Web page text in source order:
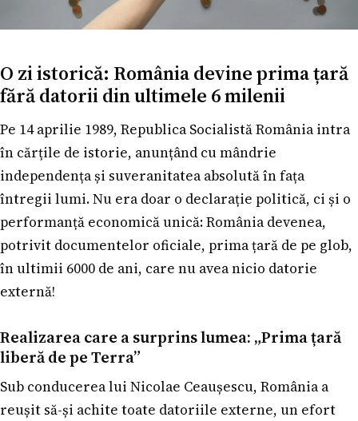
O zi istorică: România devine prima țară
fără datorii din ultimele 6 milenii
Pe 14 aprilie 1989, Republica Socialistă România intra
în cărțile de istorie, anunțând cu mândrie
independența și suveranitatea absolută în fața
întregii lumi. Nu era doar o declarație politică, ci și o
performanță economică unică: România devenea,
potrivit documentelor oficiale, prima țară de pe glob,
în ultimii 6000 de ani, care nu avea nicio datorie
externă!
Realizarea care a surprins lumea: „Prima țară
liberă de pe Terra”
Sub conducerea lui Nicolae Ceaușescu, România a
reușit să-și achite toate datoriile externe, un efort